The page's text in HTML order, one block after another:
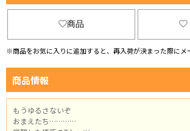
商品
※商品をお気に入りに追加すると、再入荷が決まった際にメ
商品情報
もうゆるさないぞ
おまえたち…………